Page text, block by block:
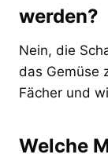
werden?
Nein, die
das Gemüse
Fächer und
Welche